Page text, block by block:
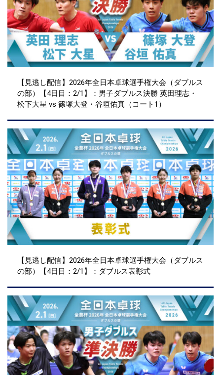
【見逃し配信】2026年全日本卓球選手権大会（ダブルス
の部）【4日目：2/1】：男子ダブルス決勝 英田理志・
松下大星 vs 篠塚大登・谷垣佑真（コート1）
【見逃し配信】2026年全日本卓球選手権大会（ダブルス
の部）【4日目：2/1】：ダブルス表彰式